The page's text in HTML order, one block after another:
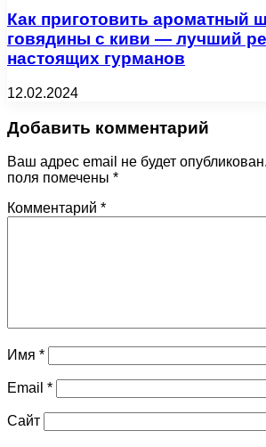
Как приготовить ароматный
говядины с киви — лучший
настоящих гурманов
12.02.2024
Добавить комментарий
Ваш адрес email не будет опубликован.
поля помечены *
Комментарий *
Имя *
Email *
Сайт